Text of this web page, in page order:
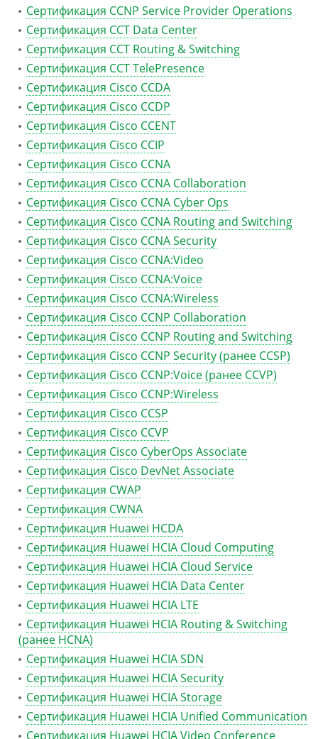
Сертификация CCNP Service Provider Operations
Сертификация CCT Data Center
Сертификация CCT Routing & Switching
Сертификация CCT TelePresence
Сертификация Cisco CCDA
Сертификация Cisco CCDP
Сертификация Cisco CCENT
Сертификация Cisco CCIP
Сертификация Cisco CCNA
Сертификация Cisco CCNA Collaboration
Сертификация Cisco CCNA Cyber Ops
Сертификация Cisco CCNA Routing and Switching
Сертификация Cisco CCNA Security
Сертификация Cisco CCNA:Video
Сертификация Cisco CCNA:Voice
Сертификация Cisco CCNA:Wireless
Сертификация Cisco CCNP Collaboration
Сертификация Cisco CCNP Routing and Switching
Сертификация Cisco CCNP Security (ранее CCSP)
Сертификация Cisco CCNP:Voice (ранее CCVP)
Сертификация Cisco CCNP:Wireless
Сертификация Cisco CCSP
Сертификация Cisco CCVP
Сертификация Cisco CyberOps Associate
Сертификация Cisco DevNet Associate
Сертификация CWAP
Сертификация CWNA
Сертификация Huawei HCDA
Сертификация Huawei HCIA Cloud Computing
Сертификация Huawei HCIA Cloud Service
Сертификация Huawei HCIA Data Center
Сертификация Huawei HCIA LTE
Сертификация Huawei HCIA Routing & Switching
(ранее HCNA)
Сертификация Huawei HCIA SDN
Сертификация Huawei HCIA Security
Сертификация Huawei HCIA Storage
Сертификация Huawei HCIA Unified Communication
Сертификация Huawei HCIA Video Conference